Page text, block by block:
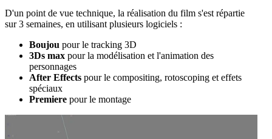
D'un point de vue technique, la réalisation du film s'est répartie
sur 3 semaines, en utilisant plusieurs logiciels :
Boujou pour le tracking 3D
3Ds max pour la modélisation et l'animation des
personnages
After Effects pour le compositing, rotoscoping et effets
spéciaux
Premiere pour le montage